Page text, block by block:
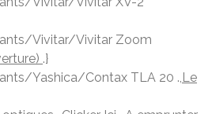
Vivitar/Vivitar Zoom
.}
Yashica/Contax TLA 20 ., Le